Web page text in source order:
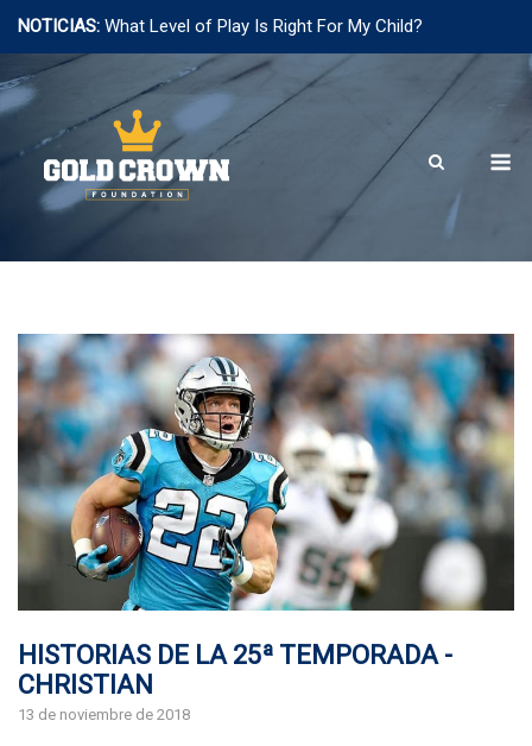
NOTICIAS: What Level of Play Is Right For My Child?
Saltar
al
contenido
HISTORIAS DE LA 25ª TEMPORADA -
CHRISTIAN
13 de noviembre de 2018